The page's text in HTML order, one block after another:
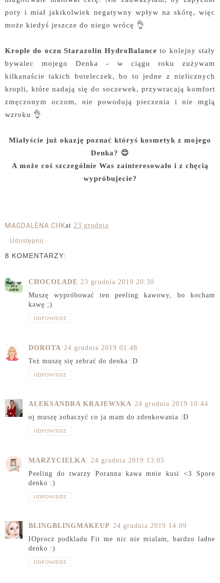
pory i miał jakikolwiek negatywny wpływ na skórę, więc
może kiedyś jeszcze do niego wrócę 👌
Krople do oczu Starazolin HydroBalance to kolejny stały
bywalec mojego Denka - w ciągu roku zużywam
kilkanaście takich buteleczek, bo to jedne z nielicznych
kropli, które nadają się do soczewek, przywracają komfort
zmęczonym oczom, nie powodują pieczenia i nie mglą
wzroku 👌
Miałyście już okazję poznać któryś kosmetyk z mojego
Denka? 😊
A może coś szczególnie Was zainteresowało i z chęcią
wypróbujecie?
MAGDALENA CHKat 23 grudnia
Udostępnij
8 KOMENTARZY:
CHOCOLADE 23 grudnia 2019 20:30
Muszę wypróbować ten peeling kawowy, bo kocham
kawę ;)
ODPOWIEDZ
DOROTA 24 grudnia 2019 01:48
Też muszę się zebrać do denka :D
ODPOWIEDZ
ALEKSANDRA KRAJEWSKA 24 grudnia 2019 10:44
oj muszę zobaczyć co ja mam do zdenkowania :D
ODPOWIEDZ
MARZYCIELKA
24 grudnia 2019 13:05
Peeling do twarzy Poranna kawa mnie kusi <3 Spore
denko :)
ODPOWIEDZ
BLINGBLINGMAKEUP 24 grudnia 2019 14:09
IOprocz podkladu Fit me nic nie mialam, bardzo ladne
denko :)
ODPOWIEDZ